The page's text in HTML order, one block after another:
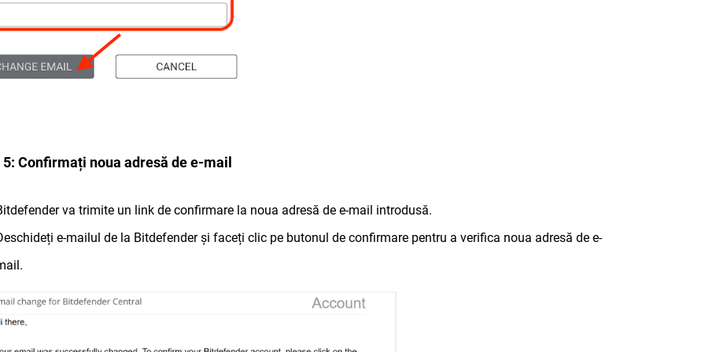
5: Confirmați noua adresă de e-mail
va trimite un link de confirmare la noua adresă de e-mail introdusă.
e-mailul de la Bitdefender și faceți clic pe butonul de confirmare pentru a verifica noua adresă de e-